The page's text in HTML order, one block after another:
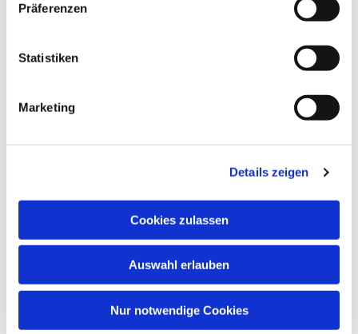
Präferenzen
Statistiken
Marketing
Details zeigen
Cookies zulassen
Auswahl erlauben
Nur notwendige Cookies